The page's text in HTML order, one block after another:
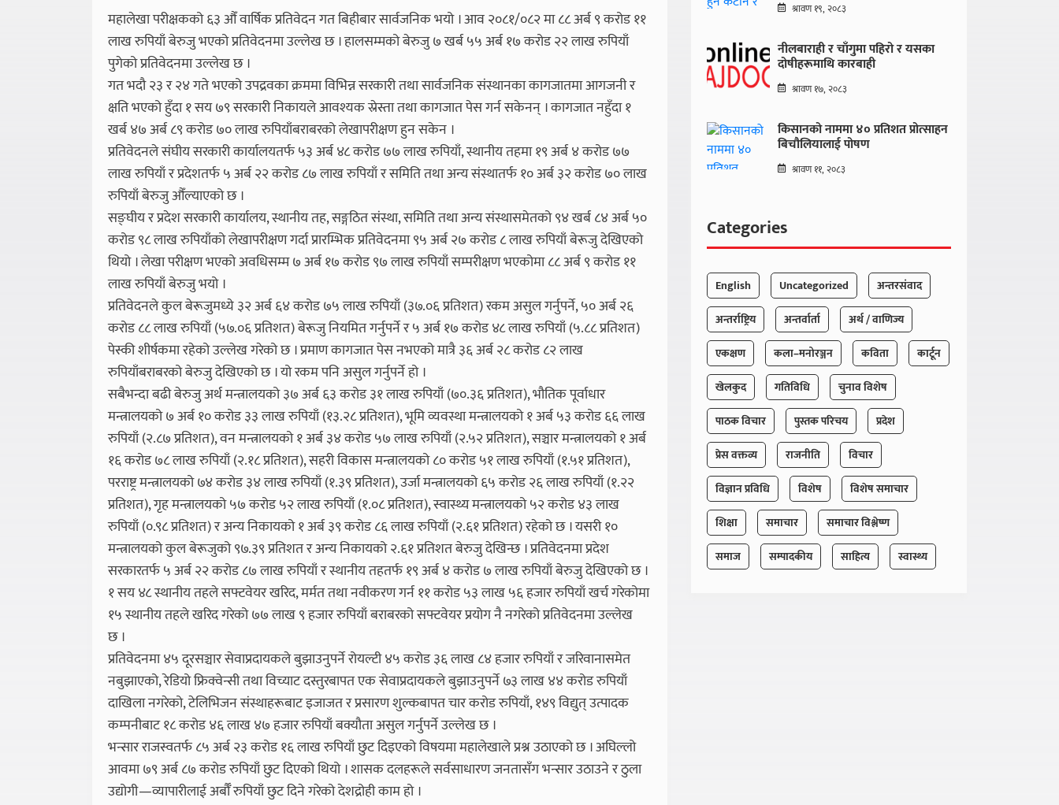
महालेखा परीक्षकको ६३ औँ वार्षिक प्रतिवेदन गत बिहीबार सार्वजनिक भयो । आव २०८१/०८२ मा ८८ अर्ब ९ करोड ११
लाख रुपियाँ बेरुजु भएको प्रतिवेदनमा उल्लेख छ । हालसम्मको बेरुजु ७ खर्ब ५५ अर्ब १७ करोड २२ लाख रुपियाँ
पुगेको प्रतिवेदनमा उल्लेख छ ।
गत भदौ २३ र २४ गते भएको उपद्रवका क्रममा विभिन्न सरकारी तथा सार्वजनिक संस्थानका कागजातमा आगजनी र
क्षति भएको हुँदा १ सय ७९ सरकारी निकायले आवश्यक स्रेस्ता तथा कागजात पेस गर्न सकेनन् । कागजात नहुँदा १
खर्ब ४७ अर्ब ८९ करोड ७० लाख रुपियाँबराबरको लेखापरीक्षण हुन सकेन ।
प्रतिवेदनले संघीय सरकारी कार्यालयतर्फ ५३ अर्ब ४८ करोड ७७ लाख रुपियाँ, स्थानीय तहमा १९ अर्ब ४ करोड ७७
लाख रुपियाँ र प्रदेशतर्फ ५ अर्ब २२ करोड ८७ लाख रुपियाँ र समिति तथा अन्य संस्थातर्फ १० अर्ब ३२ करोड ७० लाख
रुपियाँ बेरुजु औँल्याएको छ ।
सङ्घीय र प्रदेश सरकारी कार्यालय, स्थानीय तह, सङ्गठित संस्था, समिति तथा अन्य संस्थासमेतको ९४ खर्ब ८४ अर्ब ५०
करोड ९८ लाख रुपियाँको लेखापरीक्षण गर्दा प्रारम्भिक प्रतिवेदनमा ९५ अर्ब २७ करोड ८ लाख रुपियाँ बेरूजु देखिएको
थियो । लेखा परीक्षण भएको अवधिसम्म ७ अर्ब १७ करोड ९७ लाख रुपियाँ सम्परीक्षण भएकोमा ८८ अर्ब ९ करोड ११
लाख रुपियाँ बेरुजु भयो ।
प्रतिवेदनले कुल बेरूजुमध्ये ३२ अर्ब ६४ करोड ७५ लाख रुपियाँ (३७.०६ प्रतिशत) रकम असुल गर्नुपर्ने, ५० अर्ब २६
करोड ८८ लाख रुपियाँ (५७.०६ प्रतिशत) बेरूजु नियमित गर्नुपर्ने र ५ अर्ब १७ करोड ४८ लाख रुपियाँ (५.८८ प्रतिशत)
पेस्की शीर्षकमा रहेको उल्लेख गरेको छ । प्रमाण कागजात पेस नभएको मात्रै ३६ अर्ब २८ करोड ८२ लाख
रुपियाँबराबरको बेरुजु देखिएको छ । यो रकम पनि असुल गर्नुपर्ने हो ।
सबैभन्दा बढी बेरुजु अर्थ मन्त्रालयको ३७ अर्ब ६३ करोड ३१ लाख रुपियाँ (७०.३६ प्रतिशत), भौतिक पूर्वाधार
मन्त्रालयको ७ अर्ब १० करोड ३३ लाख रुपियाँ (१३.२८ प्रतिशत), भूमि व्यवस्था मन्त्रालयको १ अर्ब ५३ करोड ६६ लाख
रुपियाँ (२.८७ प्रतिशत), वन मन्त्रालयको १ अर्ब ३४ करोड ५७ लाख रुपियाँ (२.५२ प्रतिशत), सञ्चार मन्त्रालयको १ अर्ब
१६ करोड ७८ लाख रुपियाँ (२.१८ प्रतिशत), सहरी विकास मन्त्रालयको ८० करोड ५१ लाख रुपियाँ (१.५१ प्रतिशत),
परराष्ट्र मन्त्रालयको ७४ करोड ३४ लाख रुपियाँ (१.३९ प्रतिशत), उर्जा मन्त्रालयको ६५ करोड २६ लाख रुपियाँ (१.२२
प्रतिशत), गृह मन्त्रालयको ५७ करोड ५२ लाख रुपियाँ (१.०८ प्रतिशत), स्वास्थ्य मन्त्रालयको ५२ करोड ४३ लाख
रुपियाँ (०.९८ प्रतिशत) र अन्य निकायको १ अर्ब ३९ करोड ८६ लाख रुपियाँ (२.६१ प्रतिशत) रहेको छ । यसरी १०
मन्त्रालयको कुल बेरूजुको ९७.३९ प्रतिशत र अन्य निकायको २.६१ प्रतिशत बेरुजु देखिन्छ । प्रतिवेदनमा प्रदेश
सरकारतर्फ ५ अर्ब २२ करोड ८७ लाख रुपियाँ र स्थानीय तहतर्फ १९ अर्ब ४ करोड ७ लाख रुपियाँ बेरुजु देखिएको छ ।
१ सय ४८ स्थानीय तहले सफ्टवेयर खरिद, मर्मत तथा नवीकरण गर्न ११ करोड ५३ लाख ५६ हजार रुपियाँ खर्च गरेकोमा
१५ स्थानीय तहले खरिद गरेको ७७ लाख ९ हजार रुपियाँ बराबरको सफ्टवेयर प्रयोग नै नगरेको प्रतिवेदनमा उल्लेख
छ ।
प्रतिवेदनमा ४५ दूरसञ्चार सेवाप्रदायकले बुझाउनुपर्ने रोयल्टी ४५ करोड ३६ लाख ८४ हजार रुपियाँ र जरिवानासमेत
नबुझाएको, रेडियो फ्रिक्वेन्सी तथा विच्याट दस्तुरबापत एक सेवाप्रदायकले बुझाउनुपर्ने ७३ लाख ४४ करोड रुपियाँ
दाखिला नगरेको, टेलिभिजन संस्थाहरूबाट इजाजत र प्रसारण शुल्कबापत चार करोड रुपियाँ, १४९ विद्युत् उत्पादक
कम्पनीबाट १८ करोड ४६ लाख ४७ हजार रुपियाँ बक्यौता असुल गर्नुपर्ने उल्लेख छ ।
भन्सार राजस्वतर्फ ८५ अर्ब २३ करोड १६ लाख रुपियाँ छुट दिइएको विषयमा महालेखाले प्रश्न उठाएको छ । अघिल्लो
आवमा ७९ अर्ब ८७ करोड रुपियाँ छुट दिएको थियो । शासक दलहरूले सर्वसाधारण जनतासँग भन्सार उठाउने र ठुला
उद्योगी—व्यापारीलाई अर्बौँ रुपियाँ छुट दिने गरेको देशद्रोही काम हो ।
श्रावण १९, २०८३
नीलबाराही र चाँगुमा पहिरो र यसका
दोषीहरूमाथि कारबाही
श्रावण १७, २०८३
किसानको नाममा ४० प्रतिशत प्रोत्साहन
बिचौलियालाई पोषण
श्रावण ११, २०८३
Categories
English Uncategorized
अन्तरसंवाद
अन्तर्राष्ट्रिय
अन्तर्वार्ता
अर्थ / वाणिज्य
एकक्षण
कला–मनोरञ्जन कविता
कार्टून
खेलकुद
गतिविधि
चुनाव विशेष
पाठक विचार
पुस्तक परिचय
प्रदेश
प्रेस वक्तव्य
राजनीति
विचार
विज्ञान प्रविधि
विशेष
विशेष समाचार
शिक्षा
समाचार
समाचार विश्लेष्ण
समाज
सम्पादकीय साहित्य स्वास्थ्य